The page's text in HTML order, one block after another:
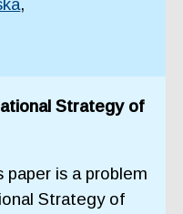
Strategy of
is a problem
Strategy of